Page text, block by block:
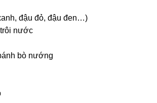
đậu đỏ, đậu đen…)
nước
bò nướng